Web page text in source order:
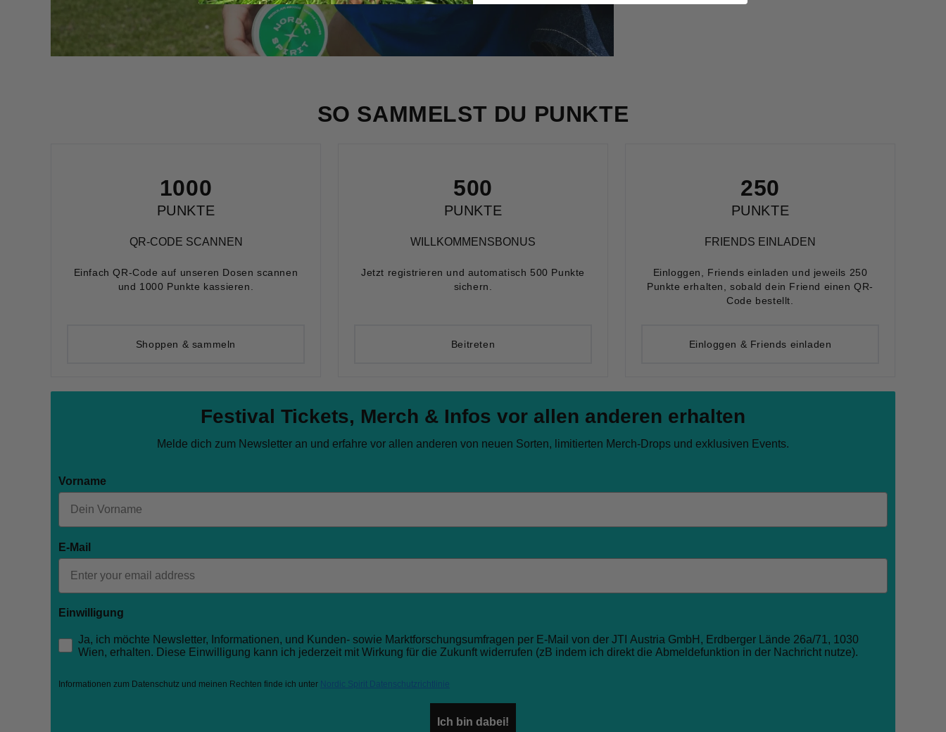
SO SAMMELST DU PUNKTE
1000
PUNKTE
QR-CODE SCANNEN
Einfach QR-Code auf unseren Dosen scannen
und 1000 Punkte kassieren.
Shoppen & sammeln
500
PUNKTE
WILLKOMMENSBONUS
Jetzt registrieren und automatisch 500 Punkte
sichern.
Beitreten
250
PUNKTE
FRIENDS EINLADEN
Einloggen, Friends einladen und jeweils 250
Punkte erhalten, sobald dein Friend einen QR-
Code bestellt.
Einloggen & Friends einladen
Festival Tickets, Merch & Infos vor allen anderen erhalten
Melde dich zum Newsletter an und erfahre vor allen anderen von neuen Sorten, limitierten Merch-Drops und exklusiven Events.
Vorname
E-Mail
Einwilligung
How would you like to hear from us?
Ja, ich möchte Newsletter, Informationen, und Kunden- sowie Marktforschungsumfragen per E-Mail von der JTI Austria GmbH, Erdberger Lände 26a/71, 1030
Wien, erhalten. Diese Einwilligung kann ich jederzeit mit Wirkung für die Zukunft widerrufen (zB indem ich direkt die Abmeldefunktion in der Nachricht nutze).
Informationen zum Datenschutz und meinen Rechten finde ich unter Nordic Spirit Datenschutzrichtlinie
Ich bin dabei!